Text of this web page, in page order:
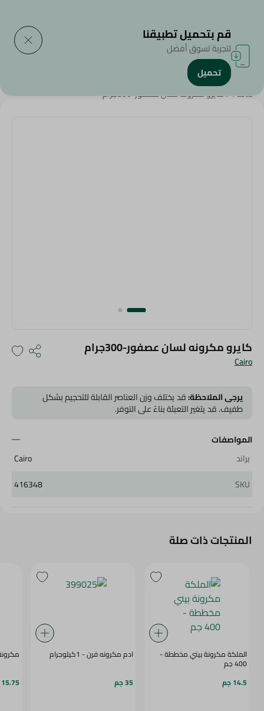
الرئيسية/منتجات البقالة
Pasta
/كايرو مكرونه لسان عصفور-300جرام
Cairo
كايرو مكرونه لسان عصفور-300جرام
يرجى الملاحظة:قد يختلف وزن العناصر القابلة للتحجيم بشكل
طفيف. قد يتغير التعبئة بناءً على التوفر.
المواصفات
براند
Cairo
SKU
416348
المنتجات ذات صلة
الملكة مكرونة بيني مخططة -
400 جم
14.5 جم
ادم مكرونه فرن - 1كيلوجرام
35 جم 15.75 جم
قم بتحميل تطبيقنا
لتجربة تسوق أفضل
تحميل